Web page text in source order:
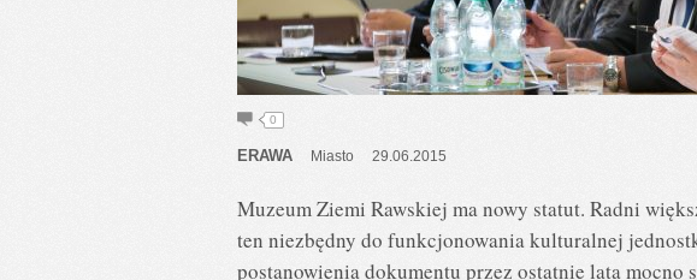
0
ERAWA Miasto 29.06.2015
Muzeum Ziemi Rawskiej ma nowy statut. Radni
ten niezbędny do funkcjonowania kulturalnej
postanowienia dokumentu przez ostatnie lata mocno